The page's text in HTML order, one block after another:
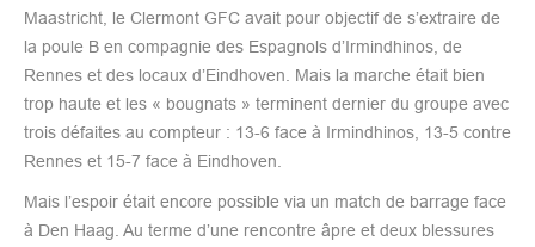
Maastricht, le Clermont GFC avait pour objectif de s’extraire de
la poule B en compagnie des Espagnols d’Irmindhinos, de
Rennes et des locaux d’Eindhoven. Mais la marche était bien
trop haute et les « bougnats » terminent dernier du groupe avec
trois défaites au compteur : 13-6 face à Irmindhinos, 13-5 contre
Rennes et 15-7 face à Eindhoven.
Mais l’espoir était encore possible via un match de barrage face
à Den Haag. Au terme d’une rencontre âpre et deux blessures